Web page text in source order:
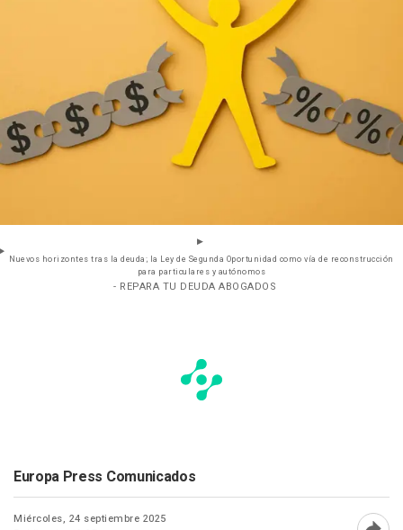
Nuevos horizontes tras la deuda; la Ley de Segunda Oportunidad como vía de reconstrucción
para particulares y autónomos
- REPARA TU DEUDA ABOGADOS
Europa Press Comunicados
Miércoles, 24 septiembre 2025